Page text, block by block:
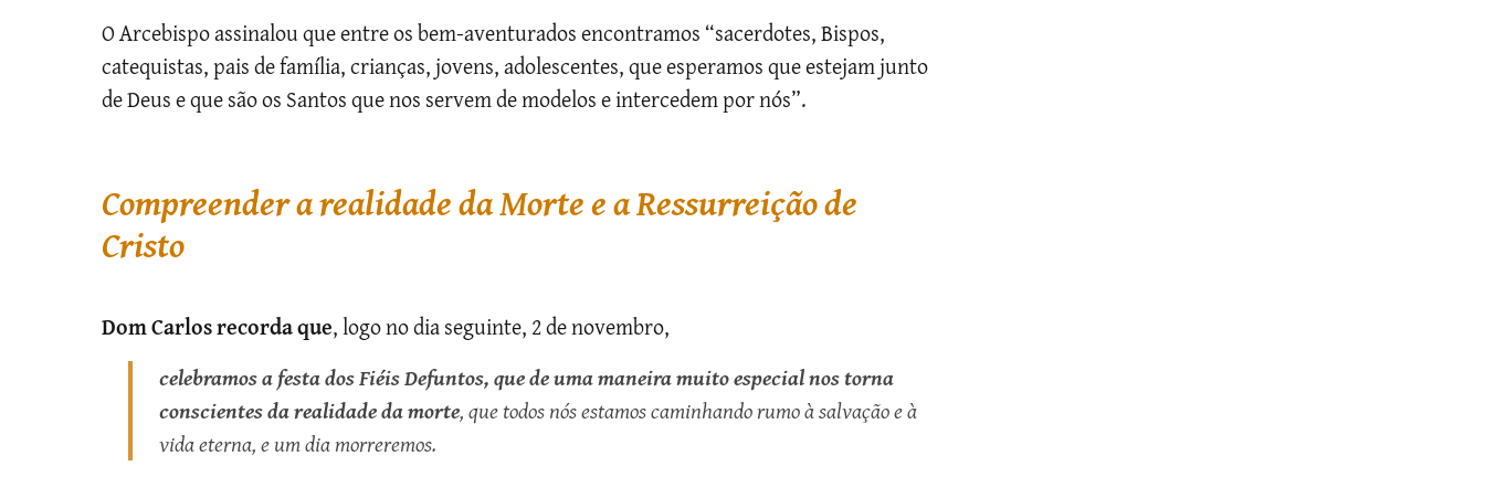
O Arcebispo assinalou que entre os bem-aventurados encontramos “sacerdotes, Bispos,
catequistas, pais de família, crianças, jovens, adolescentes, que esperamos que estejam junto
de Deus e que são os Santos que nos servem de modelos e intercedem por nós”.
Compreender a realidade da Morte e a Ressurreição de
Cristo
Dom Carlos recorda que, logo no dia seguinte, 2 de novembro,
celebramos a festa dos Fiéis Defuntos, que de uma maneira muito especial nos torna
conscientes da realidade da morte, que todos nós estamos caminhando rumo à salvação e à
vida eterna, e um dia morreremos.